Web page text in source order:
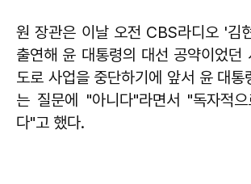
원 장관은 이날 오전 CBS라디오 '김
출연해 윤 대통령의 대선 공약이었던
도로 사업을 중단하기에 앞서 윤 대통
는 질문에 "아니다"라면서 "독자적
다"고 했다.